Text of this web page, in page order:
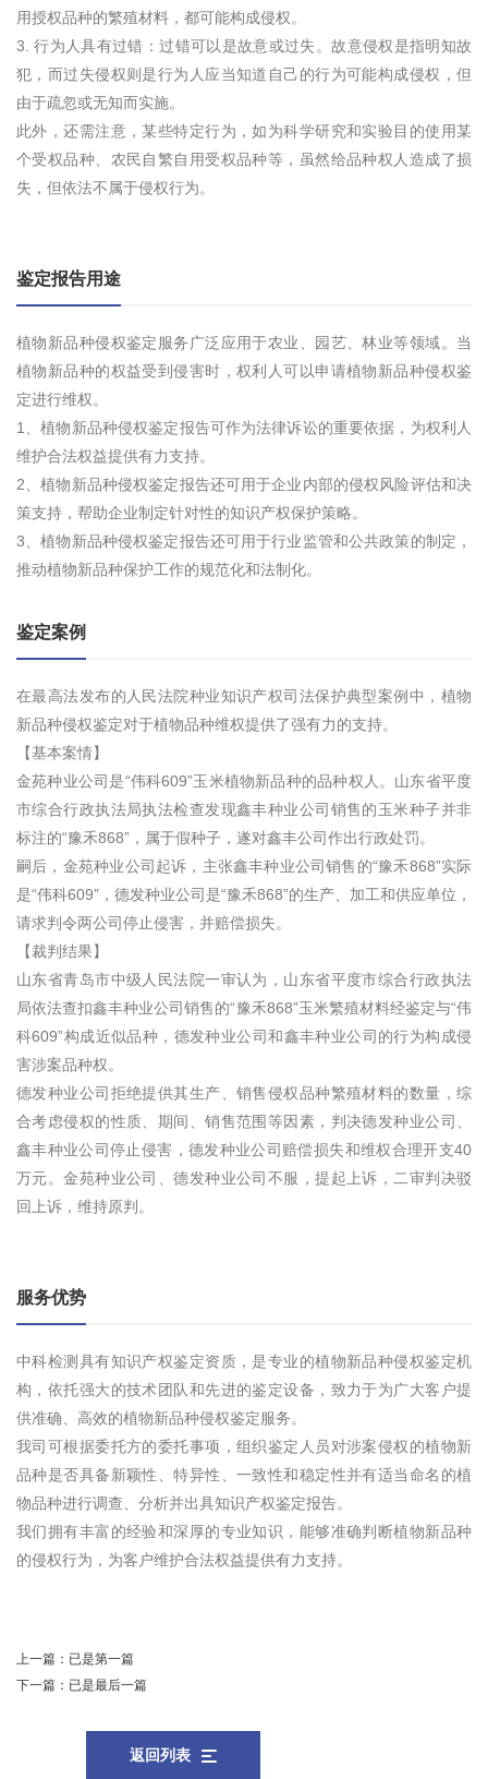
用授权品种的繁殖材料，都可能构成侵权。
3. 行为人具有过错：过错可以是故意或过失。故意侵权是指明知故
犯，而过失侵权则是行为人应当知道自己的行为可能构成侵权，但
由于疏忽或无知而实施。
此外，还需注意，某些特定行为，如为科学研究和实验目的使用某
个受权品种、农民自繁自用受权品种等，虽然给品种权人造成了损
失，但依法不属于侵权行为。
鉴定报告用途
植物新品种侵权鉴定服务广泛应用于农业、园艺、林业等领域。当
植物新品种的权益受到侵害时，权利人可以申请植物新品种侵权鉴
定进行维权。
1、植物新品种侵权鉴定报告可作为法律诉讼的重要依据，为权利人
维护合法权益提供有力支持。
2、植物新品种侵权鉴定报告还可用于企业内部的侵权风险评估和决
策支持，帮助企业制定针对性的知识产权保护策略。
3、植物新品种侵权鉴定报告还可用于行业监管和公共政策的制定，
推动植物新品种保护工作的规范化和法制化。
鉴定案例
在最高法发布的人民法院种业知识产权司法保护典型案例中，植物
新品种侵权鉴定对于植物品种维权提供了强有力的支持。
【基本案情】
金苑种业公司是“伟科609”玉米植物新品种的品种权人。山东省平度
市综合行政执法局执法检查发现鑫丰种业公司销售的玉米种子并非
标注的“豫禾868”，属于假种子，遂对鑫丰公司作出行政处罚。
嗣后，金苑种业公司起诉，主张鑫丰种业公司销售的“豫禾868”实际
是“伟科609”，德发种业公司是“豫禾868”的生产、加工和供应单位，
请求判令两公司停止侵害，并赔偿损失。
【裁判结果】
山东省青岛市中级人民法院一审认为，山东省平度市综合行政执法
局依法查扣鑫丰种业公司销售的“豫禾868”玉米繁殖材料经鉴定与“伟
科609”构成近似品种，德发种业公司和鑫丰种业公司的行为构成侵
害涉案品种权。
德发种业公司拒绝提供其生产、销售侵权品种繁殖材料的数量，综
合考虑侵权的性质、期间、销售范围等因素，判决德发种业公司、
鑫丰种业公司停止侵害，德发种业公司赔偿损失和维权合理开支40
万元。金苑种业公司、德发种业公司不服，提起上诉，二审判决驳
回上诉，维持原判。
服务优势
中科检测具有知识产权鉴定资质，是专业的植物新品种侵权鉴定机
构，依托强大的技术团队和先进的鉴定设备，致力于为广大客户提
供准确、高效的植物新品种侵权鉴定服务。
我司可根据委托方的委托事项，组织鉴定人员对涉案侵权的植物新
品种是否具备新颖性、特异性、一致性和稳定性并有适当命名的植
物品种进行调查、分析并出具知识产权鉴定报告。
我们拥有丰富的经验和深厚的专业知识，能够准确判断植物新品种
的侵权行为，为客户维护合法权益提供有力支持。
上一篇： 已是第一篇
下一篇： 已是最后一篇
返回列表